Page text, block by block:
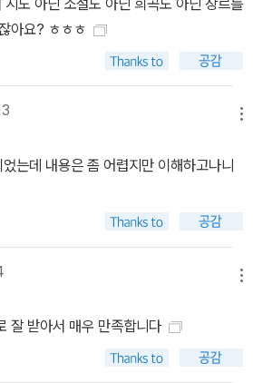
시도 아닌 소설도 아닌 희곡도 아닌 장르를
아요? ㅎㅎㅎ
는데 내용은 좀 어렵지만 이해하고나니
잘 받아서 매우 만족합니다